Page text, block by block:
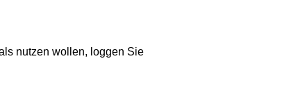
nutzen wollen, loggen Sie